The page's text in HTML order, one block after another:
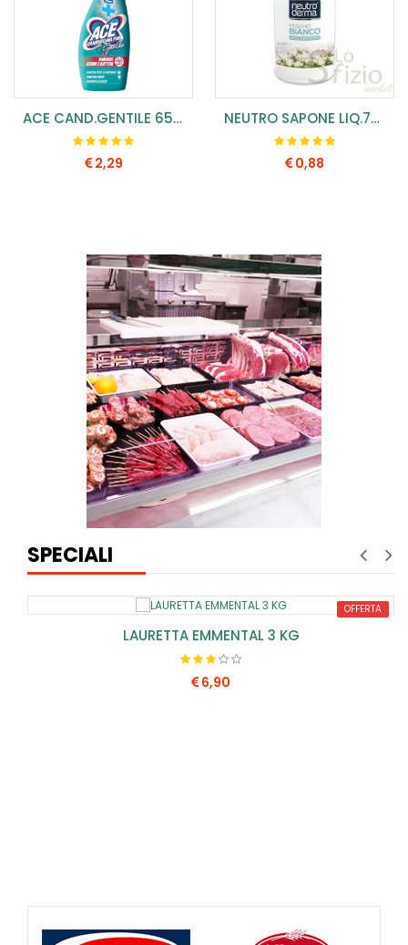
ACE CAND.GENTILE 650 ML SPRAY (conf.10pz)
2,29
NEUTRO SAPONE LIQ.750 ML MUSCHIO ALOE (CONF.12 PZ)
0,88
SPECIALI
OFFERTA
LAURETTA EMMENTAL 3 KG
6,90